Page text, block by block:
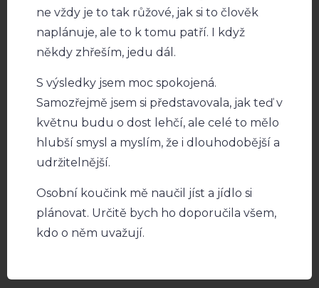
ne vždy je to tak růžové, jak si to člověk
naplánuje, ale to k tomu patří. I když
někdy zhřeším, jedu dál.
S výsledky jsem moc spokojená.
Samozřejmě jsem si představovala, jak teď v
květnu budu o dost lehčí, ale celé to mělo
hlubší smysl a myslím, že i dlouhodobější a
udržitelnější.
Osobní koučink mě naučil jíst a jídlo si
plánovat. Určitě bych ho doporučila všem,
kdo o něm uvažují.